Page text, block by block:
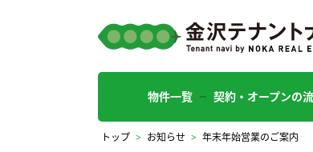
物件一覧 契約・オープンの
トップ > お知らせ > 年末年始営業のご案内